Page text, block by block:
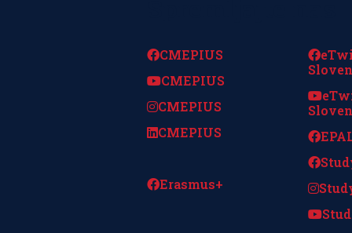
CMEPIUS
CMEPIUS
CMEPIUS
CMEPIUS
Erasmus+